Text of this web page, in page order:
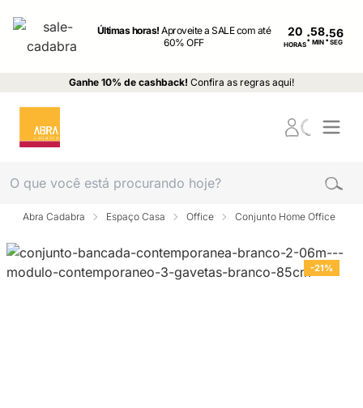
Últimas horas!Aproveite a SALE com até
60% OFF
20
HORAS: MIN : SEG
Ganhe 10% de cashback! Confira as regras aqui!
Abra Cadabra Espaço Casa Office Conjunto Home Office
-21%